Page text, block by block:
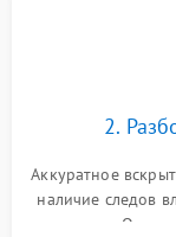
2.
Аккуратное
наличие следов
элементов.